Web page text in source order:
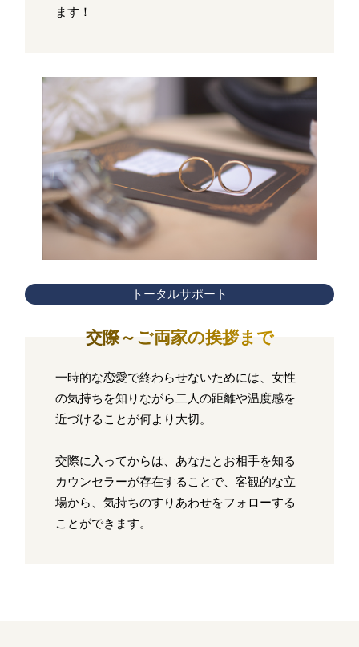
ます！
トータルサポート
交際～ご両家の挨拶まで
一時的な恋愛で終わらせないためには、女性
の気持ちを知りながら二人の距離や温度感を
近づけることが何より大切。
交際に入ってからは、あなたとお相手を知る
カウンセラーが存在することで、客観的な立
場から、気持ちのすりあわせをフォローする
ことができます。